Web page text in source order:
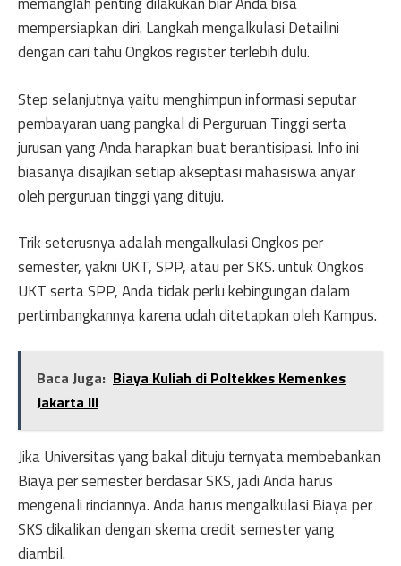
mempersiapkan diri. Langkah mengalkulasi Detailini
dengan cari tahu Ongkos register terlebih dulu.
Step selanjutnya yaitu menghimpun informasi seputar
pembayaran uang pangkal di Perguruan Tinggi serta
jurusan yang Anda harapkan buat berantisipasi. Info ini
biasanya disajikan setiap akseptasi mahasiswa anyar
oleh perguruan tinggi yang dituju.
Trik seterusnya adalah mengalkulasi Ongkos per
semester, yakni UKT, SPP, atau per SKS. untuk Ongkos
UKT serta SPP, Anda tidak perlu kebingungan dalam
pertimbangkannya karena udah ditetapkan oleh Kampus.
Baca Juga: Biaya Kuliah di Poltekkes Kemenkes
Jakarta III
Jika Universitas yang bakal dituju ternyata membebankan
Biaya per semester berdasar SKS, jadi Anda harus
mengenali rinciannya. Anda harus mengalkulasi Biaya per
SKS dikalikan dengan skema credit semester yang
diambil.